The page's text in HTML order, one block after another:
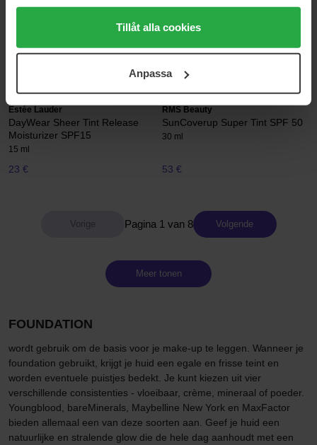
Genom att trycka på "Tillåt alla cookies" accepterar du
alla cookies, medan du under "Detaljer" kan anpassa
användningen av cookies. Du kan när som helst återkalla
samt vår Integritetspolicy.
Tillåt alla cookies
Anpassa
MAC Cosmetics
12 g
bareMinerals
Foundation SPF15
8 g
Normale prijs 43 €
Estée Lauder
DayWear Sheer Tint Release
Moisturizer SPF15
15 ml
23 €
RMS Beauty
SunCoverup Super Tint SPF 50
30 ml
53 €
Pagina 1 van 8 Volgende
Meer tonen
FOUNDATION
wordt gebruik om de basis voor je make-up te leggen. Wanneer je
foundation gebruikt, krijgt je huid een egale en frisse teint en
worden eventuele puistjes bedekt. Je kunt kiezen uit vier
verschillende consistenties - vloeibaar, crème, mineraal of poeder.
Youngblood, bareMinerals, Maybelline New York en MaxFactor
bieden allemaal een van deze soorten aan. Geef je huid een
natuurlijke en stralende glow die de hele dag aanhoudt met een